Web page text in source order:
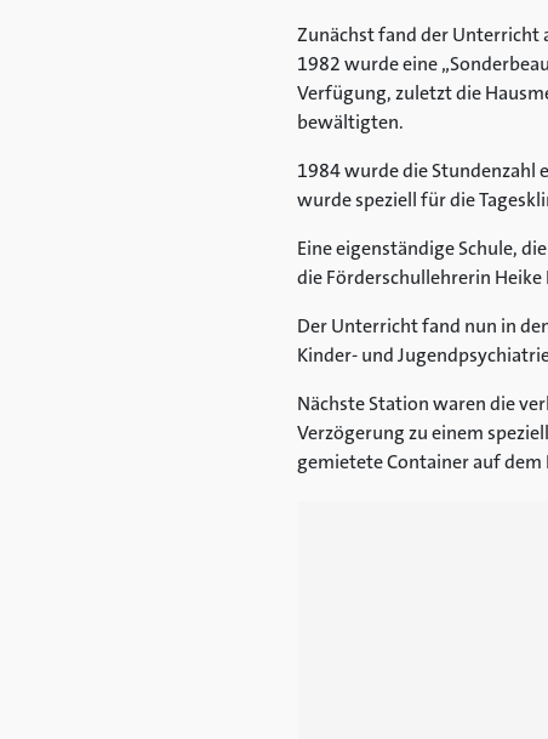
Zunächst fand der Unterricht
1982 wurde eine
Verfügung, zuletzt die
bewältigten.
1984 wurde die Stundenzahl
wurde speziell für die
Eine eigenständige Schule,
die Förderschullehrerin Heike
Der Unterricht fand nun in
Kinder- und
Nächste Station waren die
Verzögerung zu einem
gemietete Container auf dem